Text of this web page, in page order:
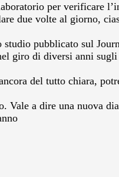
per verificare
due volte al giorno,
pubblicato sul
giro di diversi anni sugli
del tutto chiara,
a dire una nuova